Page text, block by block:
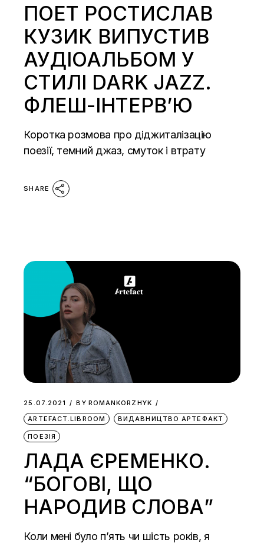
ПОЕТ РОСТИСЛАВ
КУЗИК ВИПУСТИВ
АУДІОАЛЬБОМ У
СТИЛІ DARK JAZZ.
ФЛЕШ-ІНТЕРВ’Ю
Коротка розмова про діджиталізацію
поезії, темний джаз, смуток і втрату
SHARE
25.07.2021 BY ROMANKORZHYK
ARTEFACT.LIBROOM
ВИДАВНИЦТВО АРТЕФАКТ
ПОЕЗІЯ
ЛАДА ЄРЕМЕНКО.
“БОГОВІ, ЩО
НАРОДИВ СЛОВА”
Коли мені було п’ять чи шість років, я